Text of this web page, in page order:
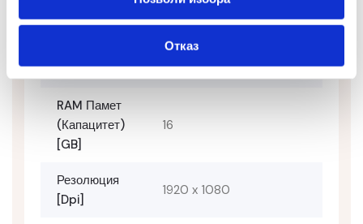
Отказ
[месеци]
24
(тип)
RAM Памет
(капацитет)
[GB]
16
Резолюция
[dpi]
1920 x 1080